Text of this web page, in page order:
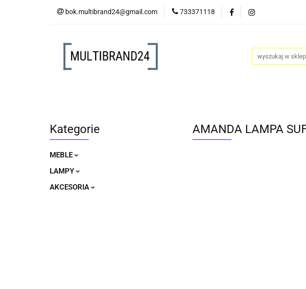
bok.multibrand24@gmail.com 733371118
MEBLE LAMPY AKCESORIA
Kategorie
MEBLE
LAMPY
AKCESORIA
AMANDA LAMPA